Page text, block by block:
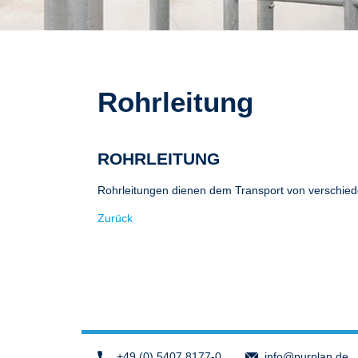
Rohrleitung
ROHRLEITUNG
Rohrleitungen dienen dem Transport von
Zurück